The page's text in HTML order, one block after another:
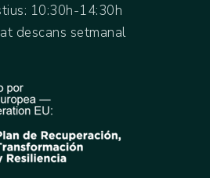
10:30h-14:30h
descans setmanal